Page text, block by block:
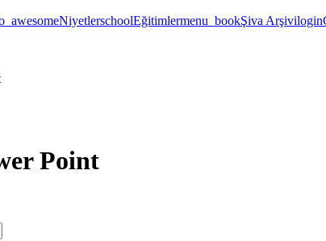
NiyetlerschoolEğitimlermenu_bookŞiva Arşivilogin
Point